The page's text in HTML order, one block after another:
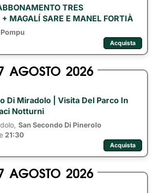
TRES
MAGALÍ SARE E MANEL FORTIÀ
Pompu
Acquista
AGOSTO 2026
Di Miradolo | Visita Del Parco In
Notturni
San Secondo Di Pinerolo
21:30
Acquista
AGOSTO 2026